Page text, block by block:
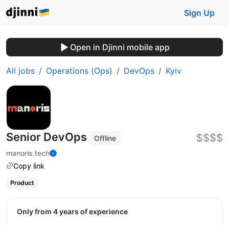
Sign Up
Open in Djinni mobile app
All jobs Operations (Ops) DevOps Kyiv
Senior DevOps
Offline
manoris.tech
Copy link
$$$$
Product
Only from 4 years of experience